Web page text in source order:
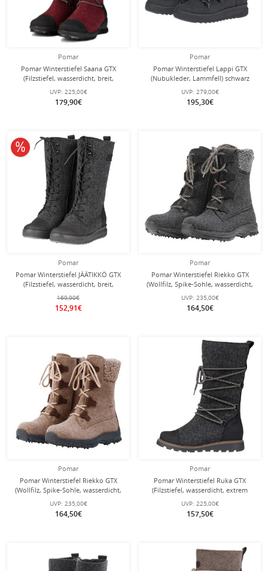
Pomar
Pomar Winterstiefel Saana GTX
(Filzstiefel, wasserdicht, breit,
extrem warm) rot Damen
UVP: 225,00€
179,90€
Pomar
Pomar Winterstiefel Lappi GTX
(Nubukleder, Lammfell) schwarz
Damen
UVP: 279,00€
195,30€
Pomar
Pomar Winterstiefel JÄÄTIKKÖ GTX
(Filzstiefel, wasserdicht, breit,
extrem warm) granitgrau Damen
169,90€
152,91€
10% reduziert
Pomar
Pomar Winterstiefel Riekko GTX
(Wollfilz, Spike-Sohle, wasserdicht,
extrem warm) grau Damen
UVP: 235,00€
164,50€
Pomar
Pomar Winterstiefel Riekko GTX
(Wollfilz, Spike-Sohle, wasserdicht,
extrem warm) sandbraun Damen
UVP: 235,00€
164,50€
Pomar
Pomar Winterstiefel Ruka GTX
(Filzstiefel, wasserdicht, extrem
warm) grau Damen
UVP: 225,00€
157,50€